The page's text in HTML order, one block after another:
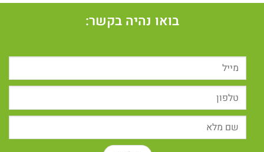
בואו נהיה בקשר: